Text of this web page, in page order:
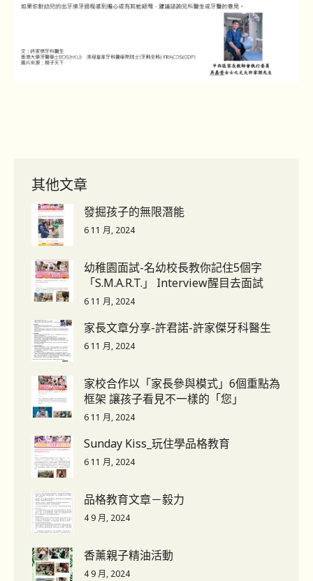
其他文章
發掘孩子的無限潛能
6 11 月, 2024
幼稚園面試-名幼校長教你記住5個字
「S.M.A.R.T.」 Interview醒目去面試
6 11 月, 2024
家長文章分享-許君諾-許家傑牙科醫生
6 11 月, 2024
家校合作以「家長參與模式」6個重點為
框架 讓孩子看見不一樣的「您」
6 11 月, 2024
Sunday Kiss_玩住學品格教育
6 11 月, 2024
品格教育文章－毅力
4 9 月, 2024
香薰親子精油活動
4 9 月, 2024